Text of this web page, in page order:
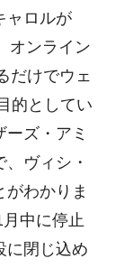
ャロルが
オンライン
だけでウェ
的としてい
ズ・アミ
ヴィシ・
がわかりま
中に停止
に閉じ込め